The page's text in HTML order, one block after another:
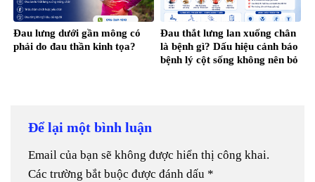
Đau lưng dưới gần mông có
phải do đau thần kinh tọa?
Đau thắt lưng lan xuống chân
là bệnh gì? Dấu hiệu cảnh báo
bệnh lý cột sống không nên bỏ
Để lại một bình luận
Email của bạn sẽ không được hiển thị công khai.
Các trường bắt buộc được đánh dấu *